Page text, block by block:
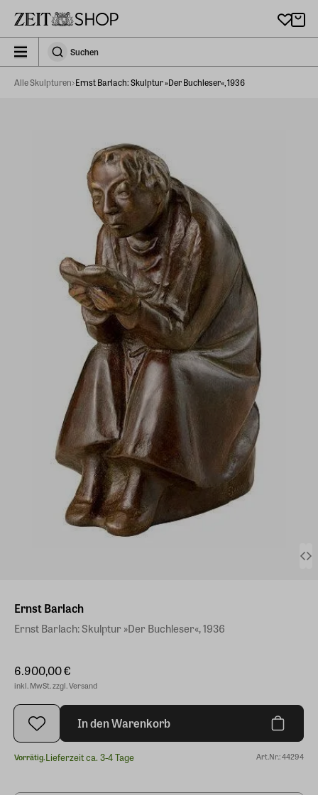
zeit_storefront.components.search.collapsed
SuchenSuchen
Alle Skulpturen Ernst Barlach: Skulptur »Der Buchleser«, 1936
Ernst Barlach
Ernst Barlach: Skulptur »Der Buchleser«, 1936
6.900,00 €
inkl. MwSt. zzgl. Versand
In den Warenkorb
Vorrätig.Lieferzeit ca. 3-4 Tage Art.Nr.: 44294